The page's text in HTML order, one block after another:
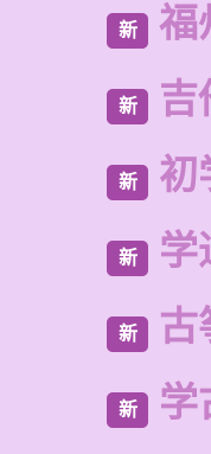
新 福
新 吉
新 初
新 学
新 古
新 学